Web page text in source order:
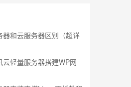
器和云服务器区别（超详
轻量服务器搭建WP网